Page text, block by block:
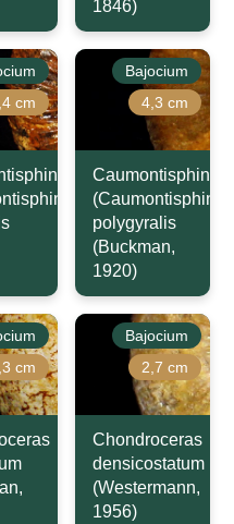
1846)
cm
Bajocium
4,3 cm
polygyralis
(Buckman,
1920)
cm
Bajocium
2,7 cm
Chondroceras
densicostatum
(Westermann,
1956)